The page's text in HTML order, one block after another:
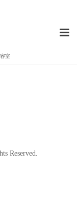
室
Reserved.